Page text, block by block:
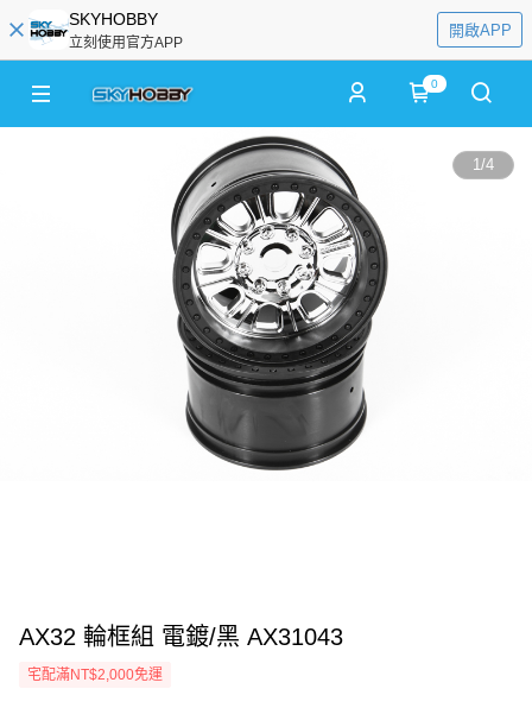
SKYHOBBY
立刻使用官方APP
開啟APP
0
1/4
AX32 輪框組 電鍍/黑 AX31043
宅配滿NT$2,000免運